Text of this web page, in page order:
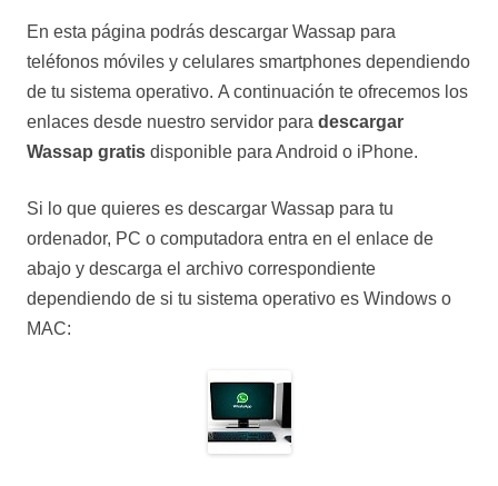
En esta página podrás descargar Wassap para
teléfonos móviles y celulares smartphones dependiendo
de tu sistema operativo. A continuación te ofrecemos los
enlaces desde nuestro servidor para descargar
Wassap gratis disponible para Android o iPhone.
Si lo que quieres es descargar Wassap para tu
ordenador, PC o computadora entra en el enlace de
abajo y descarga el archivo correspondiente
dependiendo de si tu sistema operativo es Windows o
MAC: